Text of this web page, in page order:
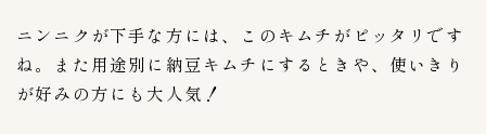
ニンニクが下手な方には、このキムチがピッタリです
ね。また用途別に納豆キムチにするときや、使いきり
が好みの方にも大人気！